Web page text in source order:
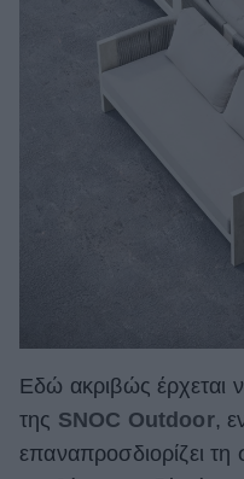
Εδώ ακριβώς έρχεται
της SNOC Outdoor,
επαναπροσδιορίζει